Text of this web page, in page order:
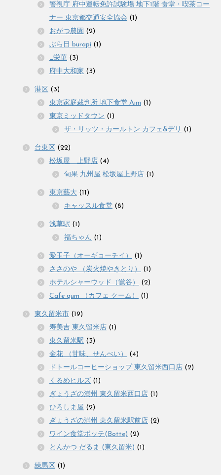
警視庁 府中運転免許試験場 地下1階 食堂・喫茶コー
ナー 東京都交通安全協会 (1)
おがつ農園 (2)
ぶら日 burapi (1)
_栄華 (3)
府中大和家 (3)
港区 (3)
東京家庭裁判所 地下食堂 Aim (1)
東京ミッドタウン (1)
ザ・リッツ・カールトン カフェ&デリ (1)
台東区 (22)
松坂屋 上野店 (4)
旬果 九州屋 松坂屋上野店 (1)
東京藝大 (11)
キャッスル食堂 (8)
浅草駅 (1)
福ちゃん (1)
愛玉子（オーギョーチイ）
(1)
ささのや （炭火焼やきとり）
(1)
ホテルシャーウッド（鴬谷）
(2)
Cafe qum （カフェ クーム）
(1)
東久留米市 (19)
寿美吉 東久留米店 (1)
東久留米駅 (3)
金花 （甘味、せんべい）
(4)
ドトールコーヒーショップ 東久留米西口店 (2)
くるめヒルズ (1)
ぎょうざの満州 東久留米西口店 (1)
ひろしま屋 (2)
ぎょうざの満州 東久留米駅前店 (2)
ワイン食堂ボッテ(Botte) (2)
とんかつ だるま (東久留米) (1)
練馬区 (1)